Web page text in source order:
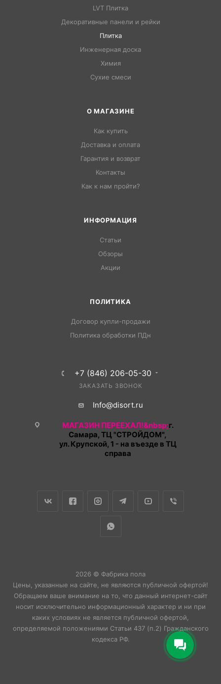
LVT Плитка
Декоративные панели и рейки
Плитка
Инженерная доска
Химия
Сухие смеси
О МАГАЗИНЕ
Как купить
Доставка и оплата
Гарантия и возврат
Контакты
Как к нам пройти?
ИНФОРМАЦИЯ
Статьи
Обзоры
Акции
ПОЛИТИКА
Договор купли-продажи
Политика обработки ПДн
+7 (846) 206-05-30
ЗАКАЗАТЬ ЗВОНОК
Info@disort.ru
МАГАЗИН ПЕРЕЕХАЛ!&nbsp;г.
Самара, ТЦ "СТРОЙДОМ",
ул. Крупской, 1 - на въезде в ТЦ
справа
2026 © Фабрика пола
Цены, указанные на сайте, не являются публичной офертой!
Обращаем ваше внимание на то, что данный интернет-сайт
носит исключительно информационный характер и ни при
каких условиях не является публичной офертой,
определяемой положениями Статьи 437 (п.2) Гражданского
кодекса РФ.